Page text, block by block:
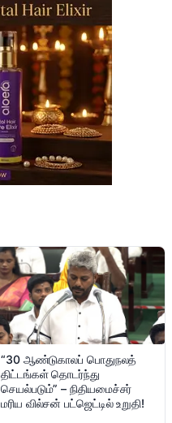
“30 ஆண்டுகாலப் பொதுநலத்
திட்டங்கள் தொடர்ந்து
செயல்படும்” – நிதியமைச்சர்
மரிய வில்சன் பட்ஜெட்டில் உறுதி!